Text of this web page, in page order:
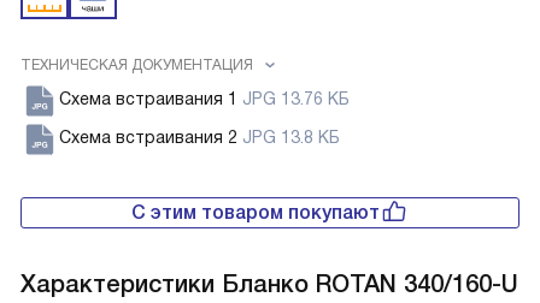
ТЕХНИЧЕСКАЯ ДОКУМЕНТАЦИЯ
Схема встраивания 1 JPG 13.76 КБ
Схема встраивания 2 JPG 13.8 КБ
С этим товаром покупают
Характеристики Бланко ROTAN 340/160-U